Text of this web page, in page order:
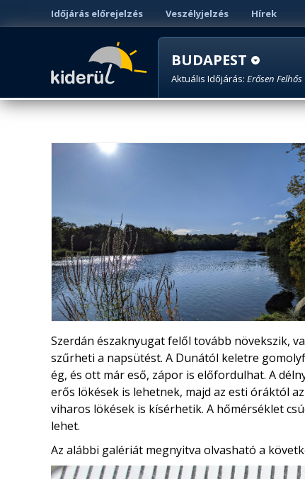
Időjárás előrejelzés Veszélyjelzés Hírek
BUDAPEST
Aktuális Időjárás: Erősen Felhős
Szerdán északnyugat felől tovább növekszik,
szűrheti a napsütést. A Dunától keletre
ég, és ott már eső, zápor is előfordulhat. A
erős lökések is lehetnek, majd az esti óráktól
viharos lökések is kísérhetik. A hőmérséklet
lehet.
Az alábbi galériát megnyitva olvasható a